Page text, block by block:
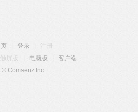
登录
注册
触屏版 电脑版
客户端
© Comsenz Inc.